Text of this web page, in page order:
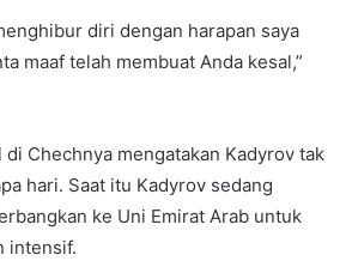
diri dengan harapan saya
maaf telah membuat Anda kesal,”
Chechnya mengatakan Kadyrov tak
hari. Saat itu Kadyrov sedang
ke Uni Emirat Arab untuk
intensif.